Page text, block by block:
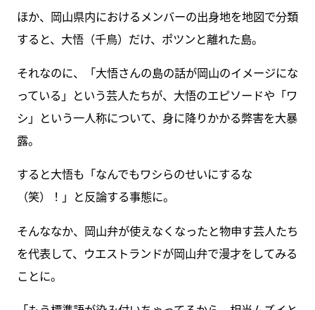
ほか、岡山県内におけるメンバーの出身地を地図で分類
すると、大悟（千鳥）だけ、ポツンと離れた島。
それなのに、「大悟さんの島の話が岡山のイメージにな
っている」という芸人たちが、大悟のエピソードや「ワ
シ」という一人称について、身に降りかかる弊害を大暴
露。
すると大悟も「なんでもワシらのせいにするな
（笑）！」と反論する事態に。
そんななか、岡山弁が使えなくなったと物申す芸人たち
を代表して、ウエストランドが岡山弁で漫才をしてみる
ことに。